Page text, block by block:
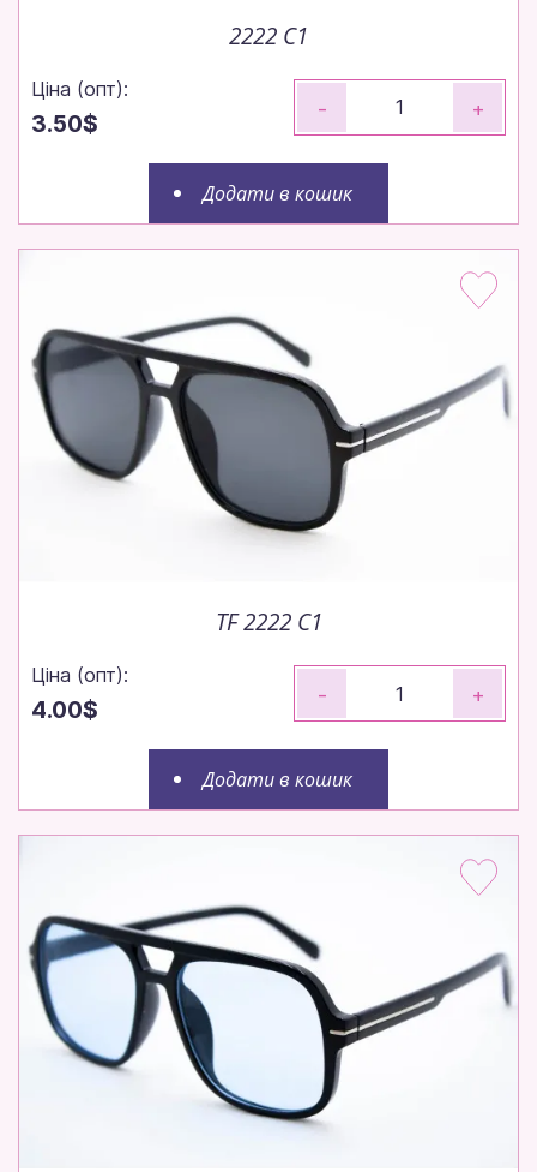
2222 С1
Ціна (опт):
3.50$
- +
Додати в кошик
TF 2222 C1
Ціна (опт):
4.00$
- +
Додати в кошик
Замовляйте до 14:00 — відправимо
Робимо все, щоб ваше замовлення вирушило до
вас максимально швидко.
Щотижня — нові моделі!
Щотижневі поповнення — залишайтеся в тренді